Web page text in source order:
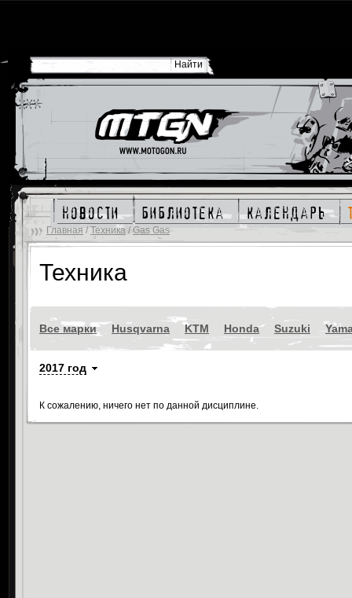
новости библиотека календарь
Главная /Техника /Gas Gas
Техника
Все марки Husqvarna KTM Honda Suzuki
2017 год
К сожалению, ничего нет по данной дисциплине.